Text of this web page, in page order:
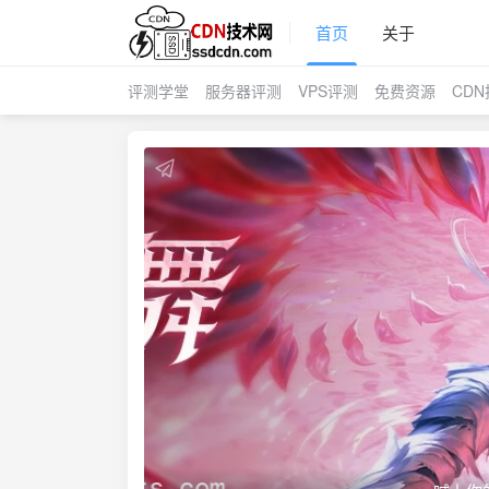
首页 关于
评测学堂 服务器评测 VPS评测 免费资源 CDN